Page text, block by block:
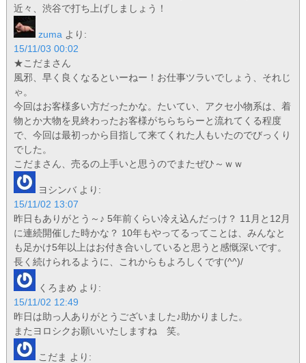
近々、渋谷で打ち上げしましょう！
zuma より:
15/11/03 00:02
★こだまさん
風邪、早く良くなるといーねー！お仕事ツラいでしょう、それじ
ゃ。
今回はお客様多い方だったかな。たいてい、アクセ小物系は、着
物とか大物を見終わったお客様がちらちらーと流れてくる程度
で、今回は最初っから目指して来てくれた人もいたのでびっくり
でした。
こだまさん、売るの上手いと思うのでまたぜひ～ｗｗ
ヨシンバ より:
15/11/02 13:07
昨日もありがとう～♪ 5年前くらい冷え込んだっけ？ 11月と12月
に連続開催した時かな？ 10年もやってるってことは、みんなと
も足かけ5年以上はお付き合いしていると思うと感慨深いです。
長く続けられるように、これからもよろしくです(^^)/
くろまめ より:
15/11/02 12:49
昨日は助っ人ありがとうございました♪助かりました。
またヨロシクお願いいたしますね 笑。
こだま より: